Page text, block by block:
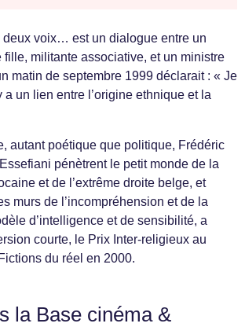
deux voix… est un dialogue entre un
fille, militante associative, et un ministre
matin de septembre 1999 déclarait : « Je
a un lien entre l’origine ethnique et la
autant poétique que politique, Frédéric
pénètrent le petit monde de la
et de l’extrême droite belge, et
murs de l’incompréhension et de la
d’intelligence et de sensibilité, a
courte, le Prix Inter-religieux au
du réel en 2000.
la Base cinéma &